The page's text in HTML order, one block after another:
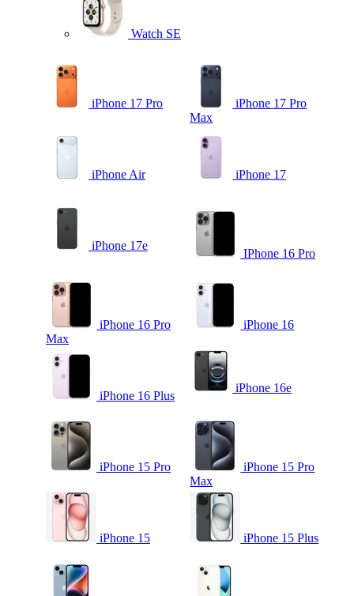
Watch SE
iPhone 17 Pro
iPhone 17 Pro
Max
iPhone Air iPhone 17
iPhone 17e
IPhone 16 Pro
iPhone 16 Pro
Max
iPhone 16
iPhone 16 Plus
iPhone 16e
iPhone 15 Pro
iPhone 15 Pro
Max
iPhone 15 iPhone 15 Plus